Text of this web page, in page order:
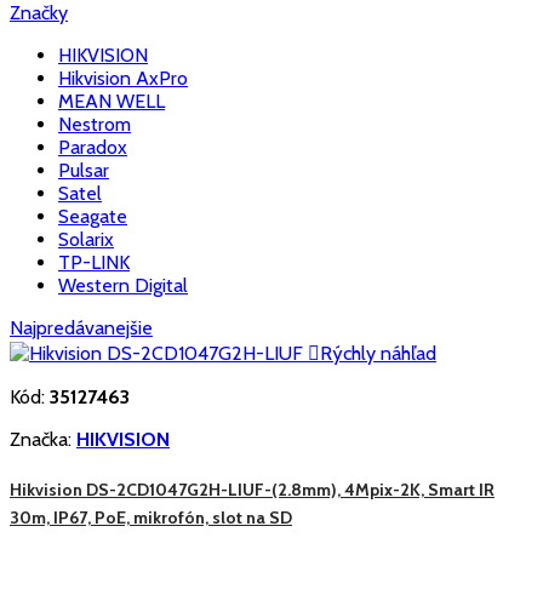
Značky
HIKVISION
Hikvision AxPro
MEAN WELL
Nestrom
Paradox
Pulsar
Satel
Seagate
Solarix
TP-LINK
Western Digital
Najpredávanejšie
Rýchly náhľad
Kód: 35127463
Značka: HIKVISION
Hikvision DS-2CD1047G2H-LIUF-(2.8mm), 4Mpix-2K, Smart IR
30m, IP67, PoE, mikrofón, slot na SD